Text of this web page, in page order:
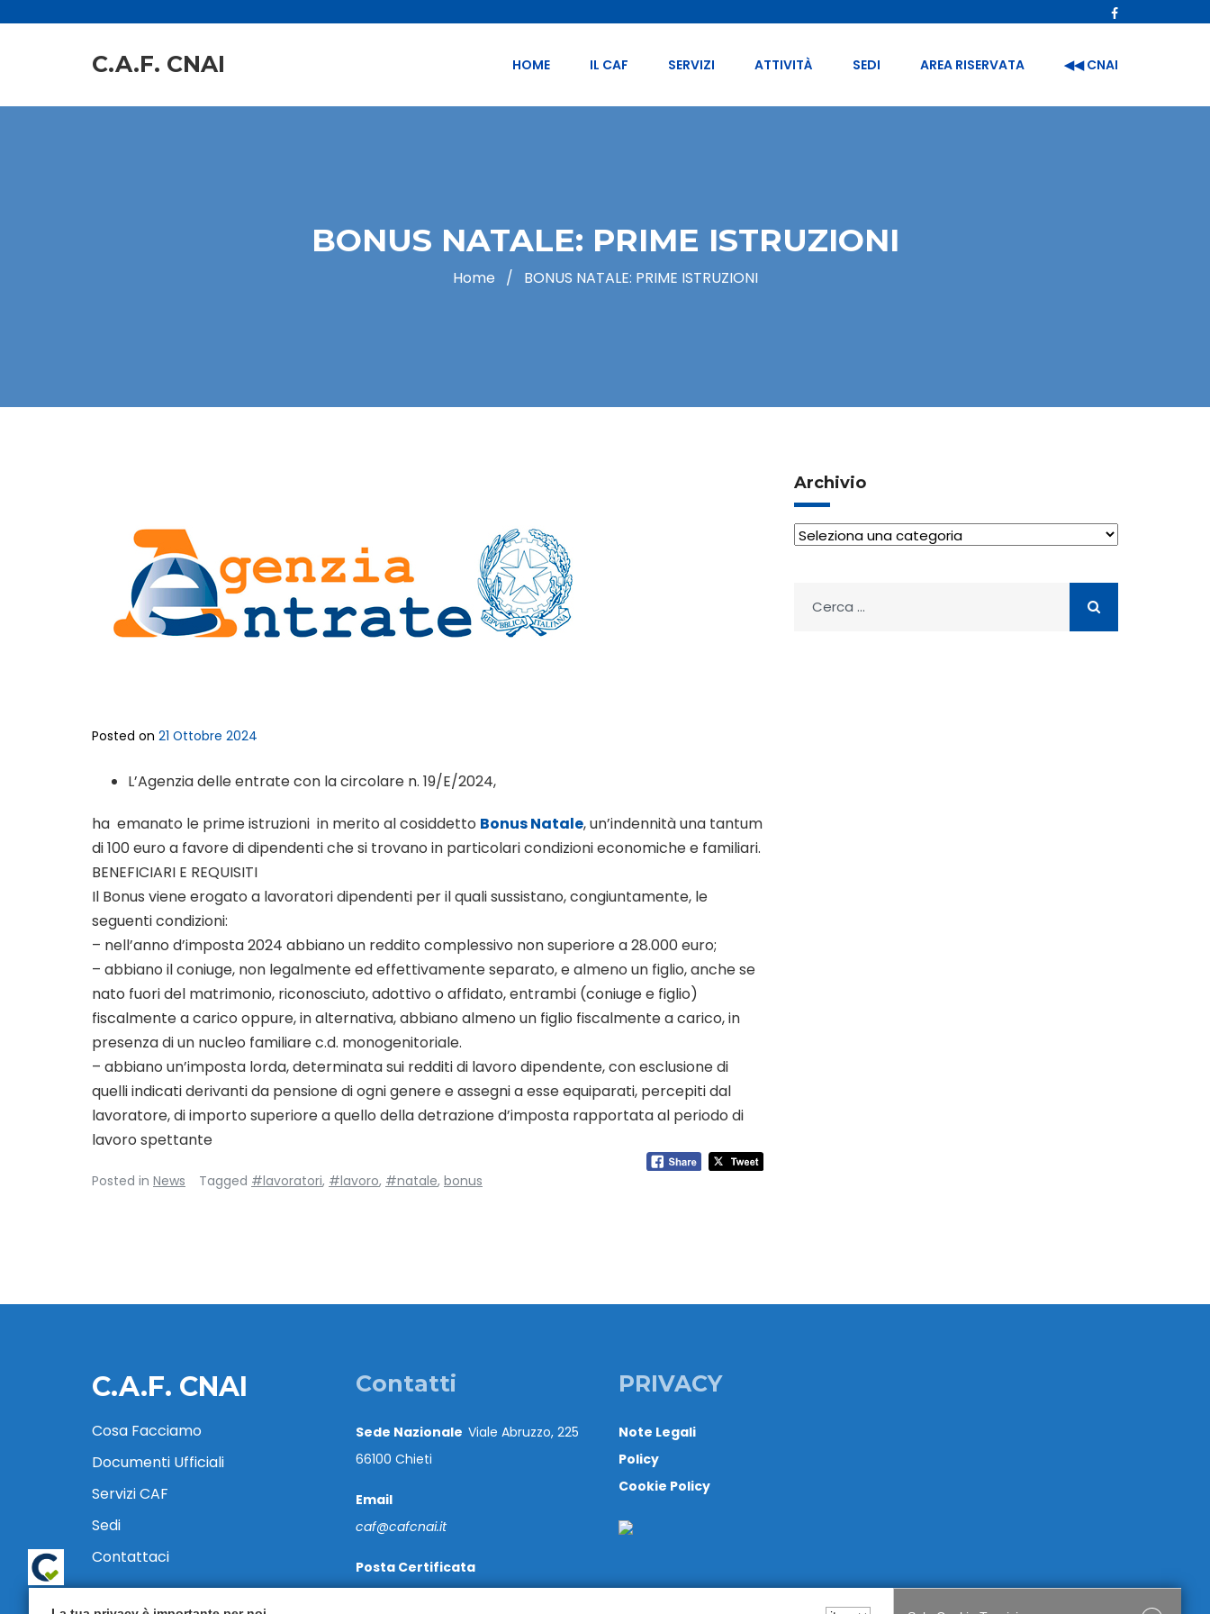
C.A.F. CNAI HOME IL CAF SERVIZI ATTIVITÀ SEDI AREA RISERVATA ◀︎◀︎ CNAI
BONUS NATALE: PRIME ISTRUZIONI
Home / BONUS NATALE: PRIME ISTRUZIONI
Posted on 21 Ottobre 2024
L’Agenzia delle entrate con la circolare n. 19/E/2024,
ha emanato le prime istruzioni in merito al cosiddetto Bonus Natale, un’indennità una tantum
di 100 euro a favore di dipendenti che si trovano in particolari condizioni economiche e familiari.
BENEFICIARI E REQUISITI
Il Bonus viene erogato a lavoratori dipendenti per il quali sussistano, congiuntamente, le
seguenti condizioni:
– nell’anno d’imposta 2024 abbiano un reddito complessivo non superiore a 28.000 euro;
– abbiano il coniuge, non legalmente ed effettivamente separato, e almeno un figlio, anche se
nato fuori del matrimonio, riconosciuto, adottivo o affidato, entrambi (coniuge e figlio)
fiscalmente a carico oppure, in alternativa, abbiano almeno un figlio fiscalmente a carico, in
presenza di un nucleo familiare c.d. monogenitoriale.
– abbiano un’imposta lorda, determinata sui redditi di lavoro dipendente, con esclusione di
quelli indicati derivanti da pensione di ogni genere e assegni a esse equiparati, percepiti dal
lavoratore, di importo superiore a quello della detrazione d’imposta rapportata al periodo di
lavoro spettante
Posted in News Tagged #lavoratori, #lavoro, #natale, bonus
Archivio
Archivio
per:
C.A.F. CNAI
Cosa Facciamo
Documenti Ufficiali
Servizi CAF
Sedi
Contattaci
Contatti
Sede Nazionale Viale Abruzzo, 225
66100 Chieti
Email
caf@cafcnai.it
Posta Certificata
cafcnai@cert.cnai.it
PRIVACY
Note Legali
Policy
Cookie Policy